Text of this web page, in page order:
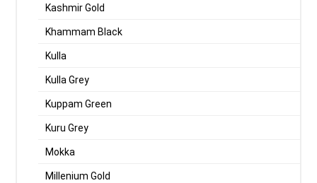
Kashmir Gold
Khammam Black
Kulla
Kulla Grey
Kuppam Green
Kuru Grey
Mokka
Millenium Gold